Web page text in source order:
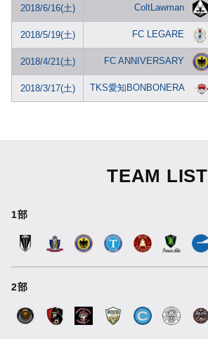
2018/6/16(土) ColtLawman
2018/5/19(土) FC LEGARE
2018/4/21(土) FC ANNIVERSARY
2018/3/17(土) TKS愛知BONBONERA
TEAM LIST
1部
2部